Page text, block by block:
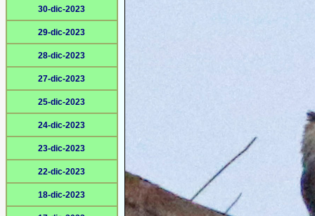
30-dic-2023
29-dic-2023
28-dic-2023
27-dic-2023
25-dic-2023
24-dic-2023
23-dic-2023
22-dic-2023
18-dic-2023